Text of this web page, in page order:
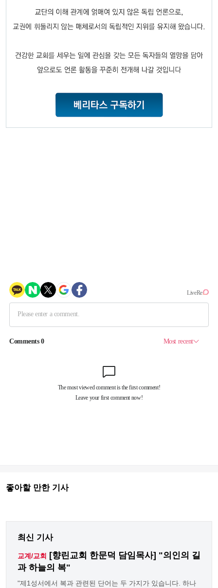
좋아할 만한 기사
최신 기사
교계/교회 [향린교회 한문덕 담임목사] "의인의 길
과 하늘의 복"
"제1성서에서 복과 관련된 단어는 두 가지가 있습니다. 하나